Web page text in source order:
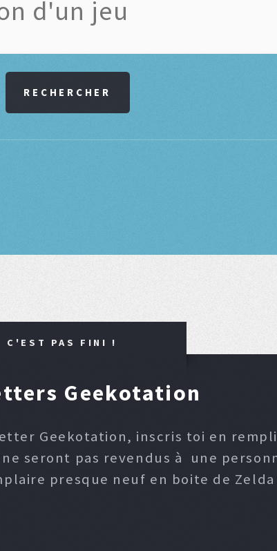
RECHERCHER
C'EST PAS FINI !
Geekotation
Geekotation, inscris toi en
seront pas revendus à une
presque neuf en boite de Zelda